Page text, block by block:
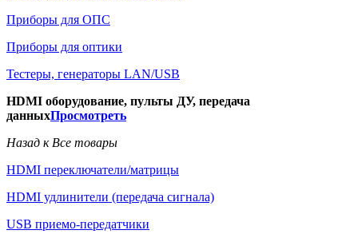
Приборы для ОПС
Приборы для оптики
Тестеры, генераторы LAN/USB
HDMI оборудование, пульты ДУ, передача
данныхПросмотреть
Назад к Все товары
HDMI переключатели/матрицы
HDMI удлинители (передача сигнала)
USB приемо-передатчики